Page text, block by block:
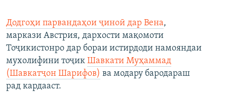
Додгоҳи парвандаҳои ҷиноӣ дар Вена,
маркази Австрия, дархости мақомоти
Тоҷикистонро дар бораи истирдоди намояндаи
мухолифини тоҷик Шавкати Муҳаммад
(Шавкатҷон Шарифов) ва модару бародараш
рад кардааст.